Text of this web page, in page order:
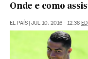
Onde e como
EL PAÍS JUL 10, 2016 - 12:38